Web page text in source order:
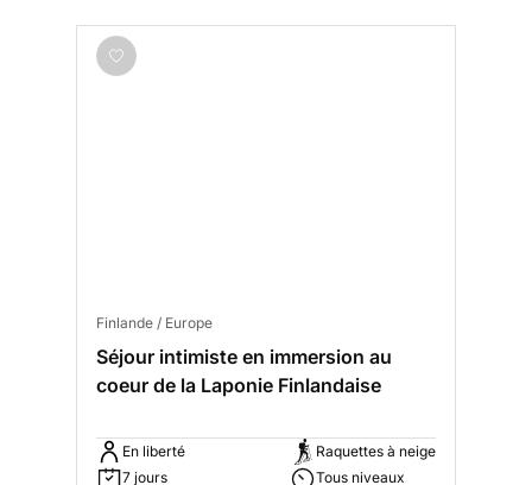
Finlande / Europe
Séjour intimiste en immersion au
coeur de la Laponie Finlandaise
En liberté
7 jours
Raquettes à neige
Tous niveaux